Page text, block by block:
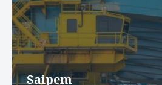
Saipem